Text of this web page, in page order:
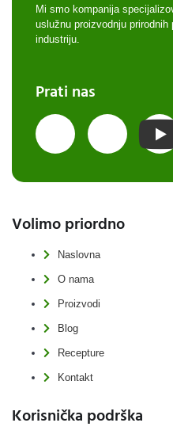
Mi smo kompanija
uslužnu proizvodnju
industriju.
Prati nas
Volimo priordno
Naslovna
O nama
Proizvodi
Blog
Recepture
Kontakt
Korisnička podrška